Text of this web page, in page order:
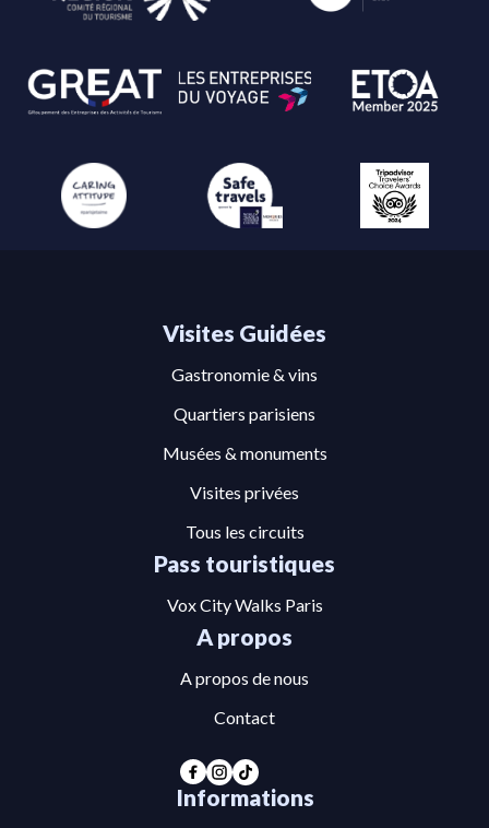
Visites Guidées
Gastronomie & vins
Quartiers parisiens
Musées & monuments
Visites privées
Tous les circuits
Pass touristiques
Vox City Walks Paris
A propos
A propos de nous
Contact
Informations